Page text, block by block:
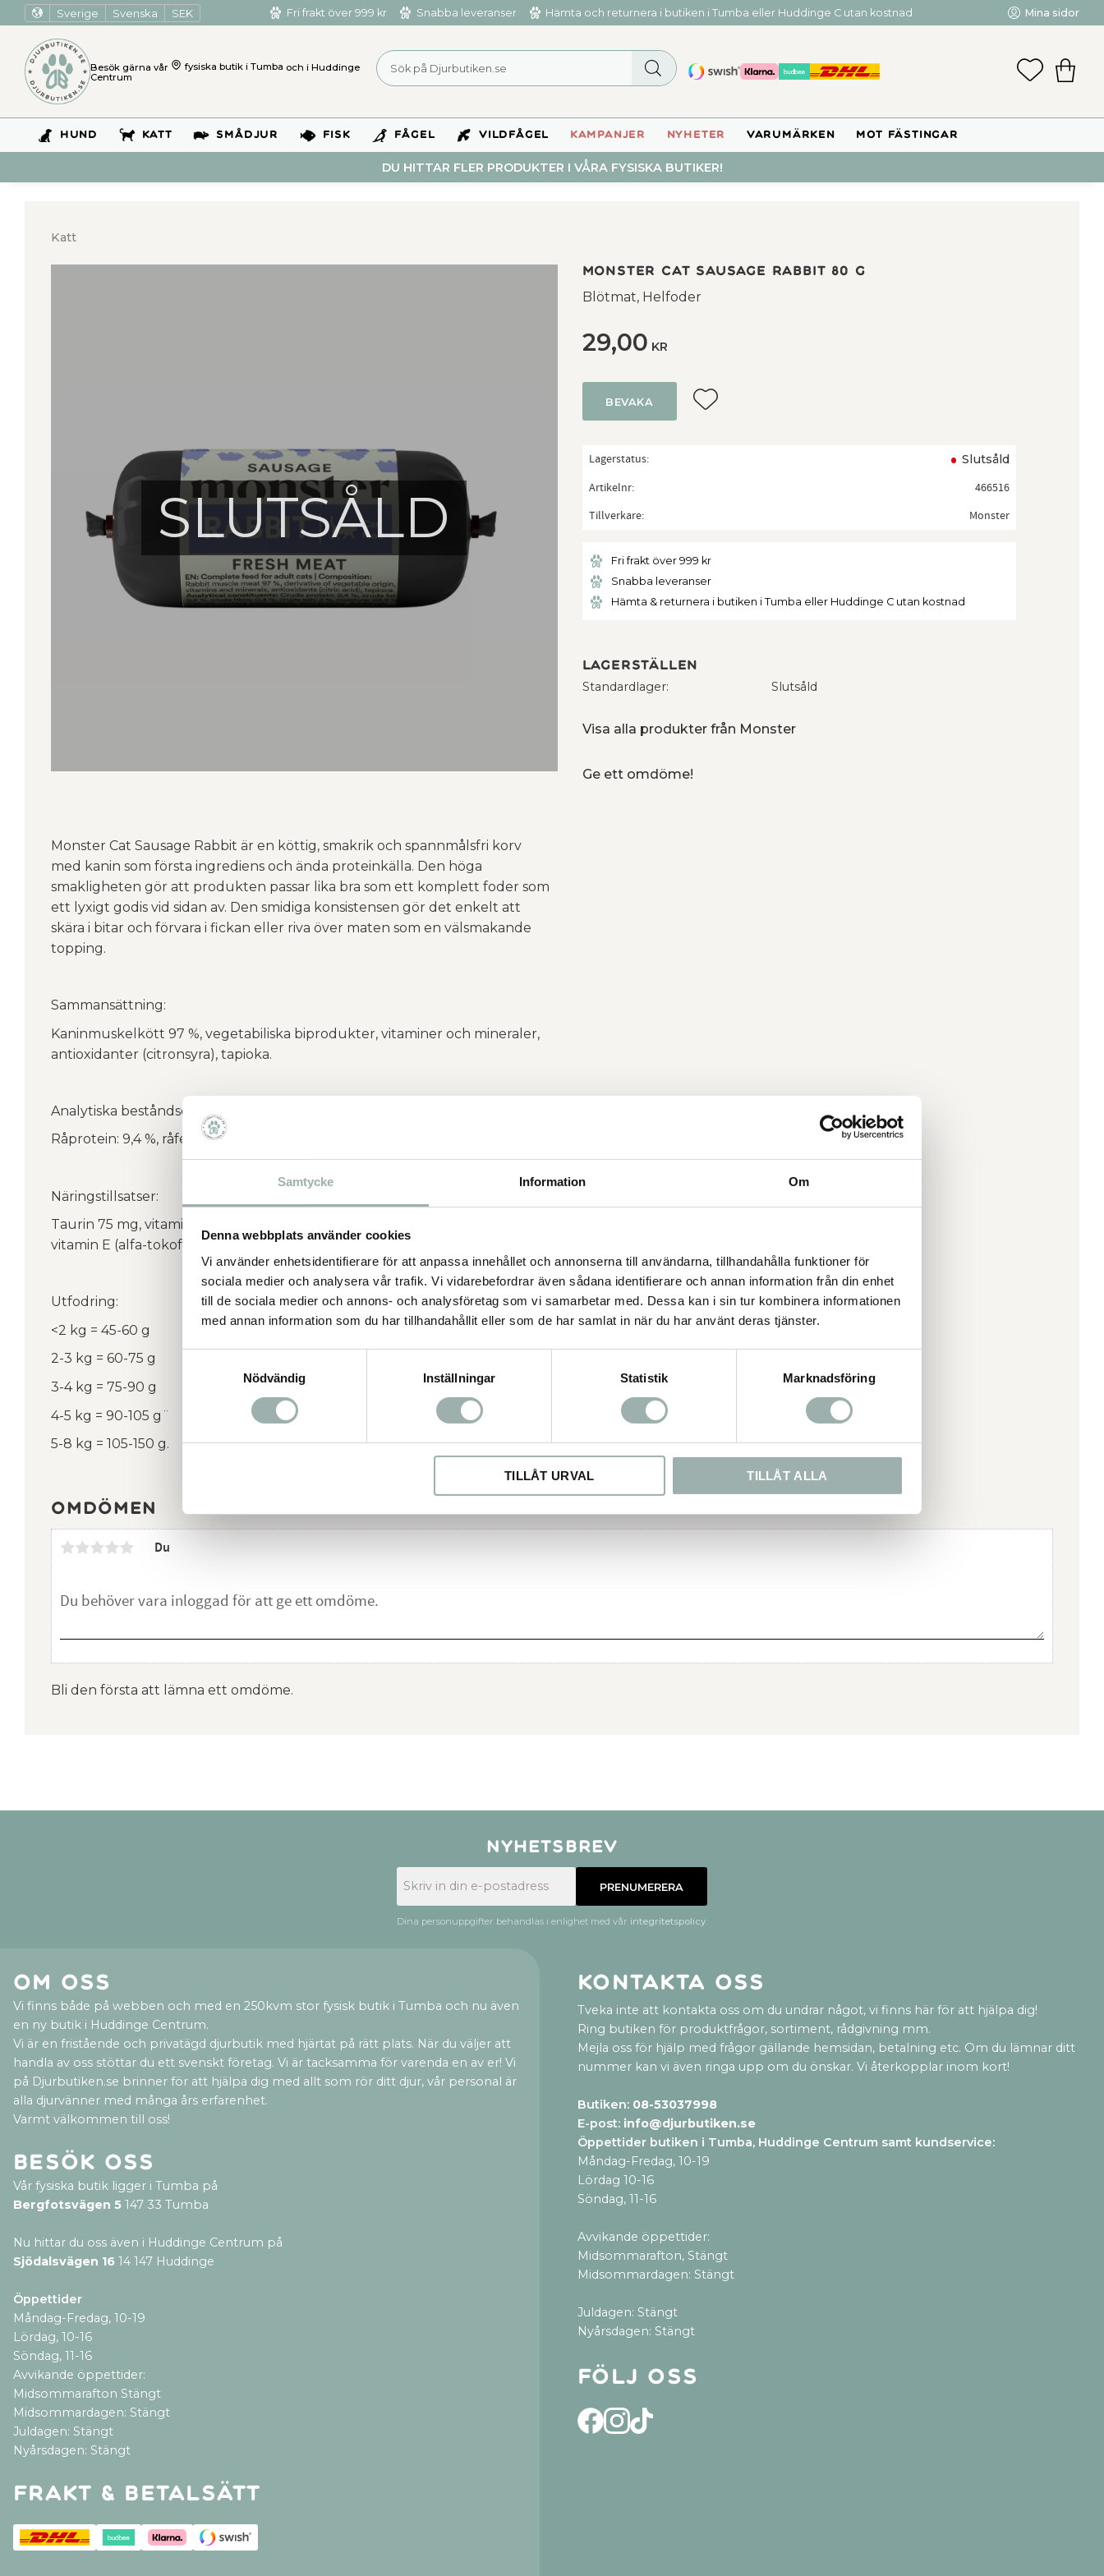
Samtycke Information Om
Denna webbplats använder cookies
Vi använder enhetsidentifierare för att anpassa innehållet och annonserna till användarna, tillhandahålla funktioner för
sociala medier och analysera vår trafik. Vi vidarebefordrar även sådana identifierare och annan information från din enhet
till de sociala medier och annons- och analysföretag som vi samarbetar med. Dessa kan i sin tur kombinera informationen
med annan information som du har tillhandahållit eller som de har samlat in när du har använt deras tjänster.
Nödvändig
Inställningar Statistik Marknadsföring
TILLÅT URVAL TILLÅT ALLA
Sverige Svenska SEK Fri frakt över 999 kr Snabba leveranser Hämta och returnera i butiken i Tumba eller Huddinge C utan kostnad Mina sidor
Besök gärna vår fysiska butik i Tumba och i Huddinge
Centrum
HUND KATT SMÅDJUR FISK FÅGEL VILDFÅGEL KAMPANJER NYHETER VARUMÄRKEN MOT FÄSTINGAR
DU HITTAR FLER PRODUKTER I VÅRA FYSISKA BUTIKER!
Katt
Monster Cat Sausage Rabbit 80 g
Blötmat, Helfoder
SLUTSÅLD
29,00 KR
Lägg till i favoriter
BEVAKA
Lagerstatus Slutsåld
Artikelnr
466516
Tillverkare
Monster
Fri frakt över 999 kr
Snabba leveranser
Hämta & returnera i butiken i Tumba eller Huddinge C utan kostnad
Lagerställen
Standardlager Slutsåld
Visa alla produkter från Monster
Ge ett omdöme!
Monster Cat Sausage Rabbit är en köttig, smakrik och spannmålsfri korv
med kanin som första ingrediens och ända proteinkälla. Den höga
smakligheten gör att produkten passar lika bra som ett komplett foder som
ett lyxigt godis vid sidan av. Den smidiga konsistensen gör det enkelt att
skära i bitar och förvara i fickan eller riva över maten som en välsmakande
topping.
Sammansättning:
Kaninmuskelkött 97 %, vegetabiliska biprodukter, vitaminer och mineraler,
antioxidanter (citronsyra), tapioka.
Analytiska beståndsdelar:
Råprotein: 9,4 %, råfett: 9,2 %, växttråd: 0,3 %, råaska: 2 %, vatten: 69,9 %.
Näringstillsatser:
Taurin 75 mg, vitamin A (retinol) 2200 IE, vitamin D (kolekalciferol) 200 IE,
vitamin E (alfa-tokoferol) 75 mg.
Utfodring:
<2 kg = 45-60 g
2-3 kg = 60-75 g
3-4 kg = 75-90 g
4-5 kg = 90-105 g¨
5-8 kg = 105-150 g.
Omdömen
Du
Bli den första att lämna ett omdöme.
Nyhetsbrev
PRENUMERERA
Dina personuppgifter behandlas i enlighet med vår integritetspolicy.
Om oss
Vi finns både på webben och med en 250kvm stor fysisk butik i Tumba och nu även
en ny butik i Huddinge Centrum.
Vi är en fristående och privatägd djurbutik med hjärtat på rätt plats. När du väljer att
handla av oss stöttar du ett svenskt företag. Vi är tacksamma för varenda en av er! Vi
på Djurbutiken.se brinner för att hjälpa dig med allt som rör ditt djur, vår personal är
alla djurvänner med många års erfarenhet.
Varmt välkommen till oss!
Besök oss
Vår fysiska butik ligger i Tumba på
Bergfotsvägen 5 147 33 Tumba
Nu hittar du oss även i Huddinge Centrum på
Sjödalsvägen 16 14 147 Huddinge
Öppettider
Måndag-Fredag, 10-19
Lördag, 10-16
Söndag, 11-16
Avvikande öppettider:
Midsommarafton Stängt
Midsommardagen: Stängt
Juldagen: Stängt
Nyårsdagen: Stängt
Frakt & betalsätt
Kontakta oss
Tveka inte att kontakta oss om du undrar något, vi finns här för att hjälpa dig!
Ring butiken för produktfrågor, sortiment, rådgivning mm.
Mejla oss för hjälp med frågor gällande hemsidan, betalning etc. Om du lämnar ditt
nummer kan vi även ringa upp om du önskar. Vi återkopplar inom kort!
Butiken: 08-53037998
E-post: info@djurbutiken.se
Öppettider butiken i Tumba, Huddinge Centrum samt kundservice:
Måndag-Fredag, 10-19
Lördag 10-16
Söndag, 11-16
Avvikande öppettider:
Midsommarafton, Stängt
Midsommardagen: Stängt
Juldagen: Stängt
Nyårsdagen: Stängt
Följ oss